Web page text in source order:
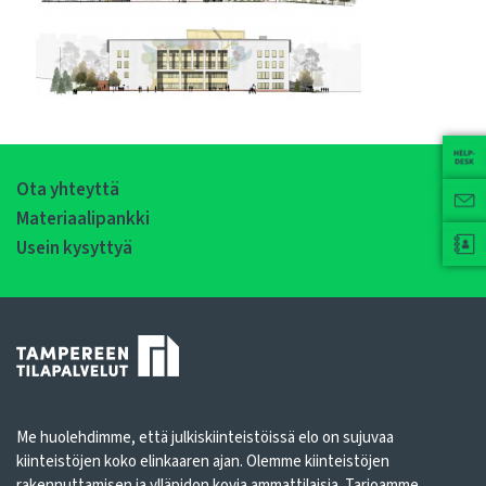
Ota yhteyttä
Materiaalipankki
Usein kysyttyä
Me huolehdimme, että julkiskiinteistöissä elo on sujuvaa
kiinteistöjen koko elinkaaren ajan. Olemme kiinteistöjen